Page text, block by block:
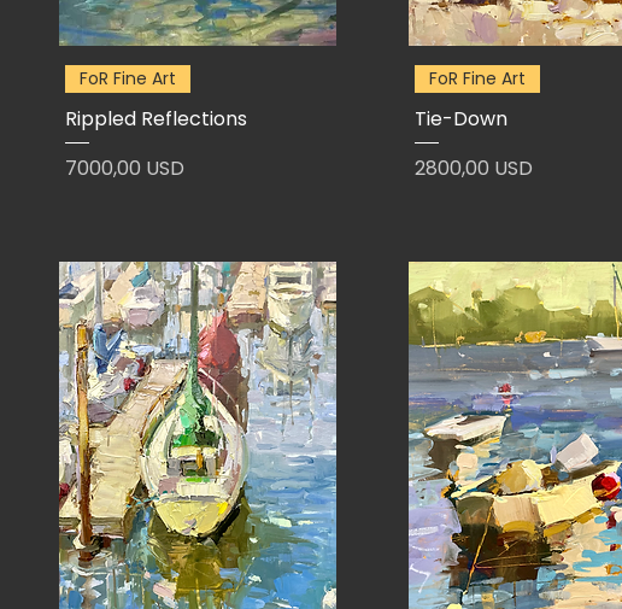
FoR Fine Art
Rippled Reflections
Prezzo
7000,00 USD
FoR Fine Art
Tie-Down
Prezzo
2800,00 USD